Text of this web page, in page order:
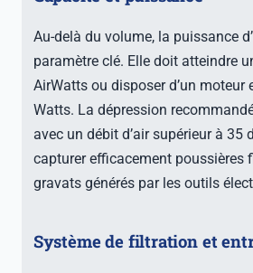
Au-delà du volume, la puissance
paramètre clé. Elle doit atteindre
AirWatts ou disposer d’un moteur
Watts. La dépression
avec un débit d’air supérieur à 35
capturer efficacement poussières
gravats générés par les outils
Système de filtration et